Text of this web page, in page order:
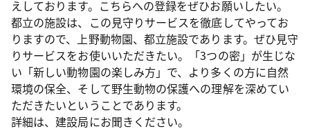
えしております。こちらへの登録をぜひお願いしたい。
都立の施設は、この見守りサービスを徹底してやってお
りますので、上野動物園、都立施設であります。ぜひ見守
りサービスをお使いいただきたい。「3つの密」が生じな
い「新しい動物園の楽しみ方」で、より多くの方に自然
環境の保全、そして野生動物の保護への理解を深めてい
ただきたいということであります。
詳細は、建設局にお聞きください。